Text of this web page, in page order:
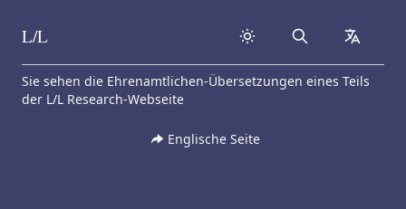
Skip to content
L/L Search
Sie sehen die Ehrenamtlichen-Übersetzungen eines Teils
der L/L Research-Webseite
Englische Seite